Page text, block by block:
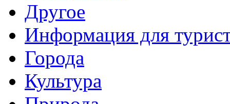
Другое
Информация для
Города
Культура